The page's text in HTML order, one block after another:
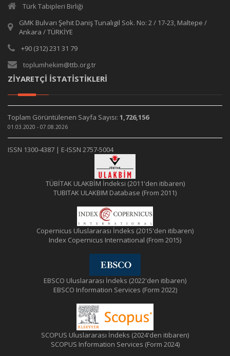
Türk Tabipleri Birliği
GMK Bulvarı Şehit Daniş Tunalıgil Sok. No: 2 / 17-23, Maltepe /
Ankara / TÜRKİYE
+90 (312) 231 31 79
toplumhekim@ttb.org.tr
ZİYARETÇİ İSTATİSTİKLERİ
Toplam Görüntülenen Sayfa Sayısı: 1,726,156
01.03.2020 - 07.08.2026
ISSN 1300-4387 | E-ISSN 2757-5004
TÜBİTAK ULAKBİM İndeksi (2011'den itibaren)
TUBITAK ULAKBIM Database (From 2011)
Copernicus Uluslararası İndeks (2015'den itibaren)
Index Copernicus International (From 2015)
EBSCO Uluslararası İndeks (2022'den itibaren)
EBSCO Information Services (Form 2022)
SCOPUS Uluslararası İndeks (2024'den itibaren)
SCOPUS Information Services (Form 2024)